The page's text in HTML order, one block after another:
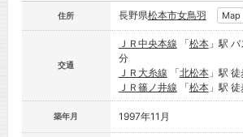
住所 長野県松本市女鳥羽 Map
交通
ＪＲ中央本線 「松本」駅 バ
分
ＪＲ大糸線 「北松本」駅 徒
ＪＲ篠ノ井線 「松本」駅 徒
築年月 1997年11月